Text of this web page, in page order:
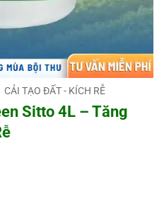
CẢI TẠO ĐẤT - KÍCH RỄ
Sitto 4L – Tăng